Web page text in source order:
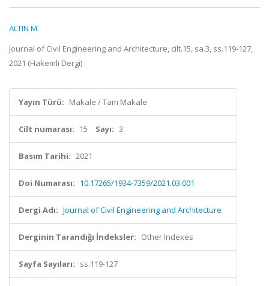
ALTIN M.
Journal of Civil Engineering and Architecture, cilt.15, sa.3, ss.119-127,
2021 (Hakemli Dergi)
Yayın Türü: Makale / Tam Makale
Cilt numarası: 15 Sayı: 3
Basım Tarihi: 2021
Doi Numarası: 10.17265/1934-7359/2021.03.001
Dergi Adı: Journal of Civil Engineering and Architecture
Derginin Tarandığı İndeksler: Other Indexes
Sayfa Sayıları: ss.119-127